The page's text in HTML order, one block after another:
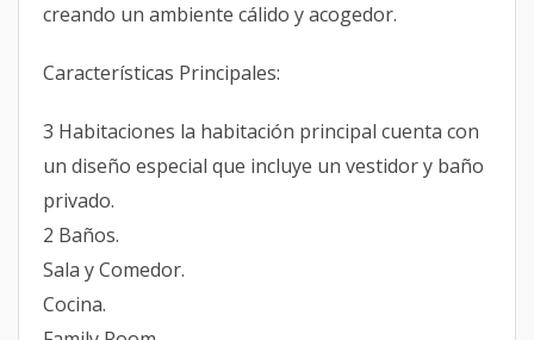
creando un ambiente cálido y acogedor.
Características Principales:
3 Habitaciones la habitación principal cuenta con
un diseño especial que incluye un vestidor y baño
privado.
2 Baños.
Sala y Comedor.
Cocina.